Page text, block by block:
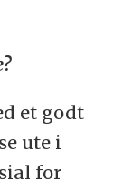
et godt
ute i
for